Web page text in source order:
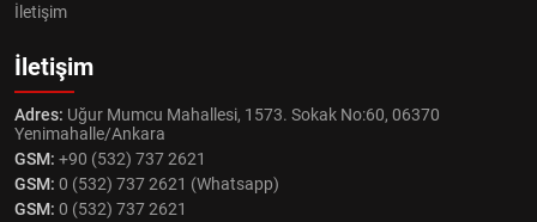
İletişim
İletişim
Adres: Uğur Mumcu Mahallesi, 1573. Sokak No:60, 06370
Yenimahalle/Ankara
GSM: +90 (532) 737 2621
GSM: 0 (532) 737 2621 (Whatsapp)
GSM: 0 (532) 737 2621